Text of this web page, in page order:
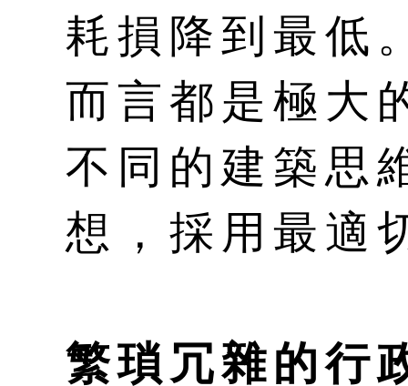
耗損降到最低
而言都是極大
不同的建築思
想，採用最適
繁瑣冗雜的行